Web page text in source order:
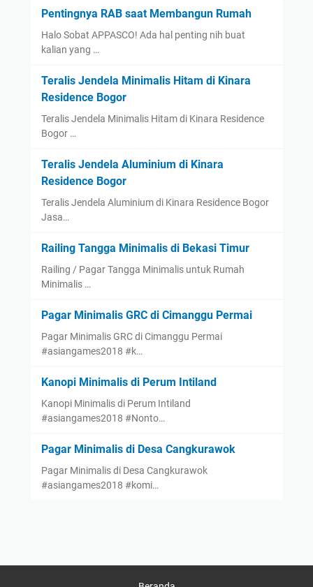
Pentingnya RAB saat Membangun Rumah
Halo Sobat APPASCO! Ada hal penting nih buat
kalian yang …
Teralis Jendela Minimalis Hitam di Kinara
Residence Bogor
Teralis Jendela Minimalis Hitam di Kinara Residence
Bogor …
Teralis Jendela Aluminium di Kinara
Residence Bogor
Teralis Jendela Aluminium di Kinara Residence Bogor
Jasa…
Railing Tangga Minimalis di Bekasi Timur
Railing / Pagar Tangga Minimalis untuk Rumah
Minimalis …
Pagar Minimalis GRC di Cimanggu Permai
Pagar Minimalis GRC di Cimanggu Permai
#asiangames2018 #k…
Kanopi Minimalis di Perum Intiland
Kanopi Minimalis di Perum Intiland
#asiangames2018 #Nonto…
Pagar Minimalis di Desa Cangkurawok
Pagar Minimalis di Desa Cangkurawok
#asiangames2018 #komi…